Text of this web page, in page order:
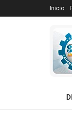
Inicio